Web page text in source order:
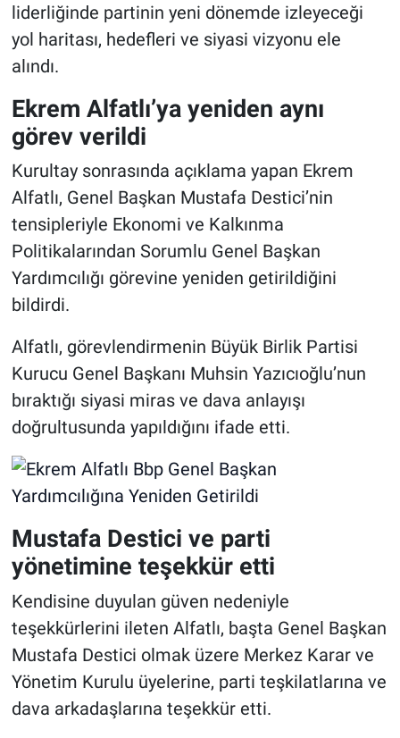
liderliğinde partinin yeni dönemde izleyeceği
yol haritası, hedefleri ve siyasi vizyonu ele
alındı.
Ekrem Alfatlı’ya yeniden aynı
görev verildi
Kurultay sonrasında açıklama yapan Ekrem
Alfatlı, Genel Başkan Mustafa Destici’nin
tensipleriyle Ekonomi ve Kalkınma
Politikalarından Sorumlu Genel Başkan
Yardımcılığı görevine yeniden getirildiğini
bildirdi.
Alfatlı, görevlendirmenin Büyük Birlik Partisi
Kurucu Genel Başkanı Muhsin Yazıcıoğlu’nun
bıraktığı siyasi miras ve dava anlayışı
doğrultusunda yapıldığını ifade etti.
Mustafa Destici ve parti
yönetimine teşekkür etti
Kendisine duyulan güven nedeniyle
teşekkürlerini ileten Alfatlı, başta Genel Başkan
Mustafa Destici olmak üzere Merkez Karar ve
Yönetim Kurulu üyelerine, parti teşkilatlarına ve
dava arkadaşlarına teşekkür etti.